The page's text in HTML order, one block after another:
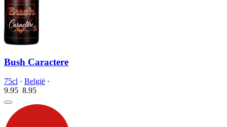
Bush Caractere
75cl · België ·
9.95 8.95